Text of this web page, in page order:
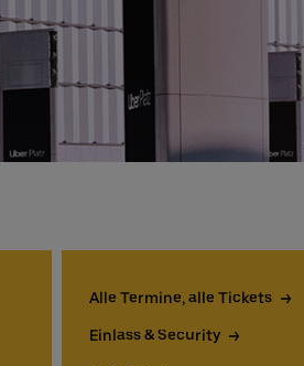
Alle Termine, alle Tickets
Einlass & Security